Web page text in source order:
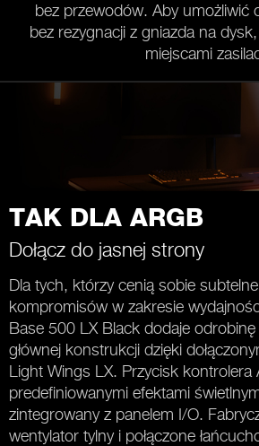
bez przewodów. Aby umożliwić
bez rezygnacji z gniazda na
miejscami
TAK DLA ARGB
Dołącz do jasnej strony
Dla tych, którzy cenią sobie
kompromisów w zakresie
Base 500 LX Black dodaje
głównej konstrukcji dzięki
Light Wings LX. Przycisk kontrolera
predefiniowanymi efektami
zintegrowany z panelem I/O.
wentylator tylny i połączone